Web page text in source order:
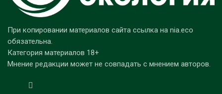
При копировании материалов сайта ссылка на nia.eco
обязательна.
Категория материалов 18+
Мнение редакции может не совпадать с мнением авторов.